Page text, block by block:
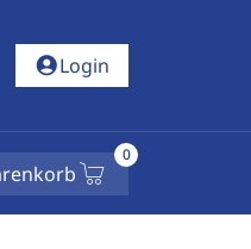
account_circleLogin
0